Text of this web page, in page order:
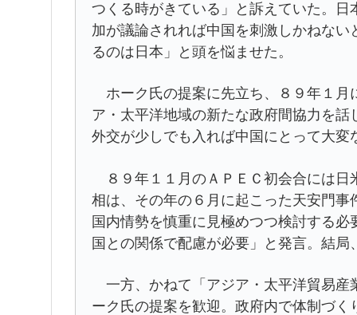
つくる時がきている」と訴えていた。
加が議論されれば中国を刺激しかねな
るのは日本」と頭を悩ませた。
ホーク氏の提案に先立ち、８９年１月
ア・太平洋地域の新たな政府間協力を
外交が少しでも入れば中国にとって大
８９年１１月のＡＰＥＣ初会合には日
相は、その年の６月に起こった天安門
国内情勢を慎重に見極めつつ検討する
国との関係で配慮が必要」と発言。結
一方、かねて「アジア・太平洋貿易産
ーク氏の提案を歓迎。政府内で体制づ